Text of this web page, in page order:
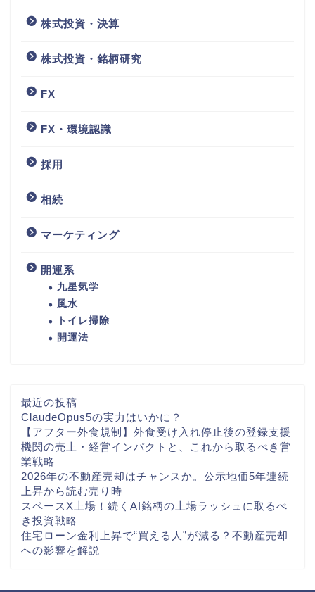
株式投資・決算
株式投資・銘柄研究
FX
FX・環境認識
採用
相続
マーケティング
開運系
九星気学
風水
トイレ掃除
開運法
最近の投稿
ClaudeOpus5の実力はいかに？
【アフター外食規制】外食受け入れ停止後の登録支援
機関の売上・経営インパクトと、これから取るべき営
業戦略
2026年の不動産売却はチャンスか。公示地価5年連続
上昇から読む売り時
スペースX上場！続くAI銘柄の上場ラッシュに取るべ
き投資戦略
住宅ローン金利上昇で“買える人”が減る？不動産売却
への影響を解説